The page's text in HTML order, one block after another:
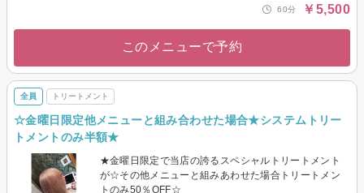
60分 ￥5,500
このメニューで予約
全員 トリートメント
☆金曜日限定他メニューと組み合わせた場合★システムトリー
トメントのみ半額★
★金曜日限定で当店の誇るスペシャルトリートメント
が☆その他メニューと組みあわせた場合トリートメン
トのみ50％OFF☆